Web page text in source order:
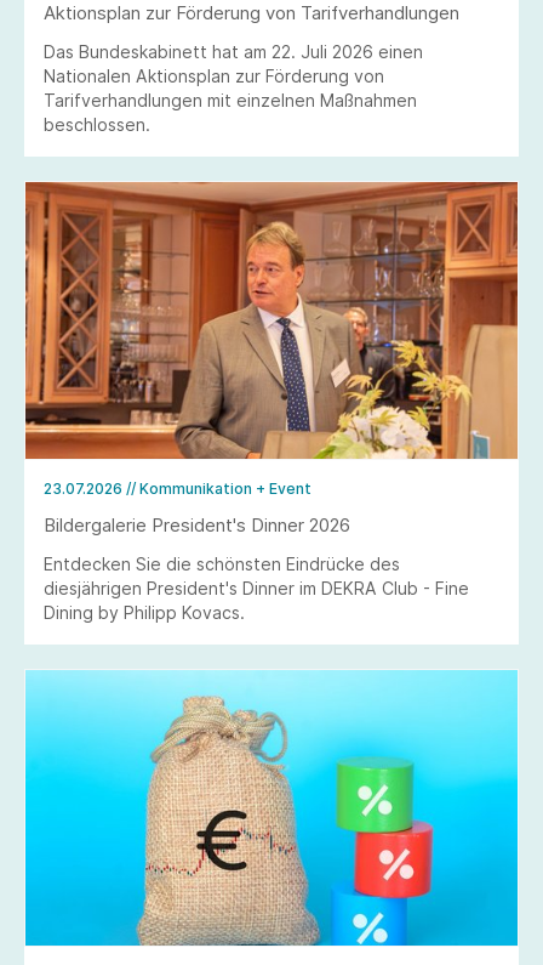
Aktionsplan zur Förderung von Tarifverhandlungen
Das Bundeskabinett hat am 22. Juli 2026 einen
Nationalen Aktionsplan zur Förderung von
Tarifverhandlungen mit einzelnen Maßnahmen
beschlossen.
23.07.2026 // Kommunikation + Event
Bildergalerie President's Dinner 2026
Entdecken Sie die schönsten Eindrücke des
diesjährigen President's Dinner im DEKRA Club - Fine
Dining by Philipp Kovacs.